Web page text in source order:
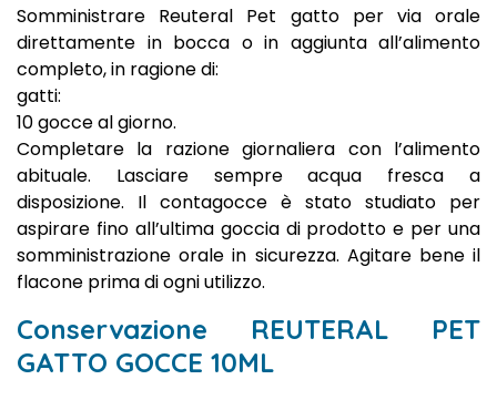
Somministrare Reuteral Pet gatto per via orale
direttamente in bocca o in aggiunta all’alimento
completo, in ragione di:
gatti:
10 gocce al giorno.
Completare la razione giornaliera con l’alimento
abituale. Lasciare sempre acqua fresca a
disposizione. Il contagocce è stato studiato per
aspirare fino all’ultima goccia di prodotto e per una
somministrazione orale in sicurezza. Agitare bene il
flacone prima di ogni utilizzo.
Conservazione REUTERAL PET
GATTO GOCCE 10ML